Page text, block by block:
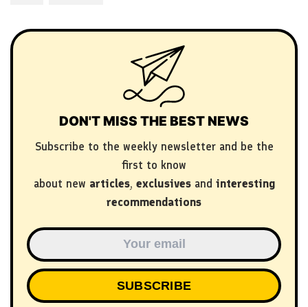
DON'T MISS THE BEST NEWS
Subscribe to the weekly newsletter and be the
first to know
about new articles, exclusivesand interesting
recommendations